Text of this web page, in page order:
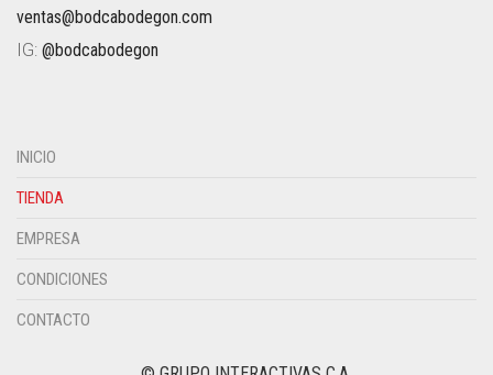
ventas@bodcabodegon.com
IG: @bodcabodegon
INICIO
TIENDA
EMPRESA
CONDICIONES
CONTACTO